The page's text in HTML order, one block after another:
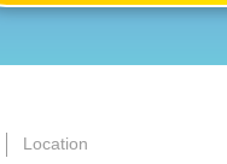
Location